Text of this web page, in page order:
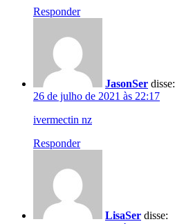
Responder
JasonSer disse:
26 de julho de 2021 às 22:17
ivermectin nz
Responder
LisaSer disse: